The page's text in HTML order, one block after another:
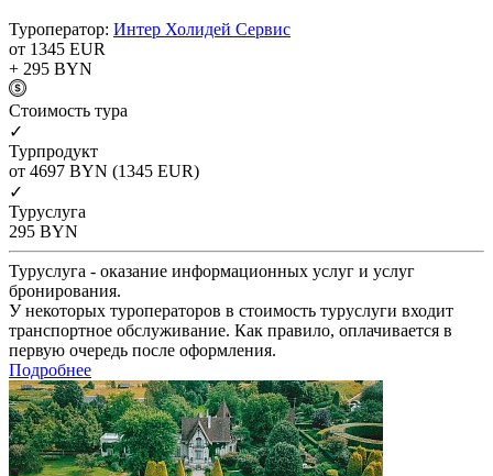
Туроператор: Интер Холидей Сервис
от 1345 EUR
+ 295 BYN
Cтоимость тура
✓
Турпродукт
от 4697 BYN (1345 EUR)
✓
Туруслуга
295 BYN
Туруслуга - оказание информационных услуг и услуг
бронирования.
У некоторых туроператоров в стоимость туруслуги входит
транспортное обслуживание. Как правило, оплачивается в
первую очередь после оформления.
Подробнее